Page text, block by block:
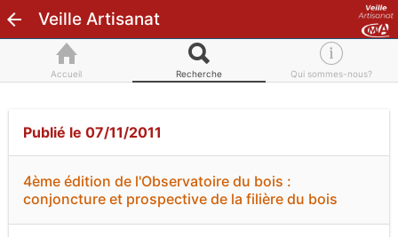
Veille Artisanat
Accueil Recherche Qui sommes-nous?
Publié le 07/11/2011
4ème édition de l'Observatoire du bois :
conjoncture et prospective de la filière du bois